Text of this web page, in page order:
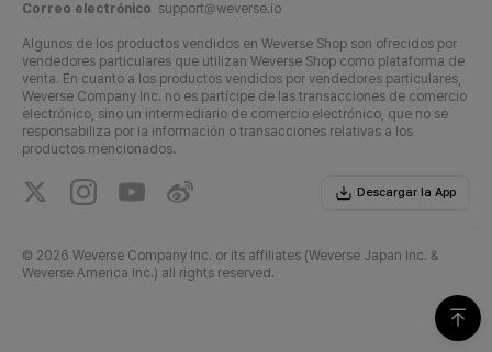
Correo electrónico support@weverse.io
Algunos de los productos vendidos en Weverse Shop son ofrecidos por
vendedores particulares que utilizan Weverse Shop como plataforma de
venta. En cuanto a los productos vendidos por vendedores particulares,
Weverse Company Inc. no es partícipe de las transacciones de comercio
electrónico, sino un intermediario de comercio electrónico, que no se
responsabiliza por la información o transacciones relativas a los
productos mencionados.
Descargar la App
© 2026 Weverse Company Inc. or its affiliates (Weverse Japan Inc. &
Weverse America Inc.) all rights reserved.